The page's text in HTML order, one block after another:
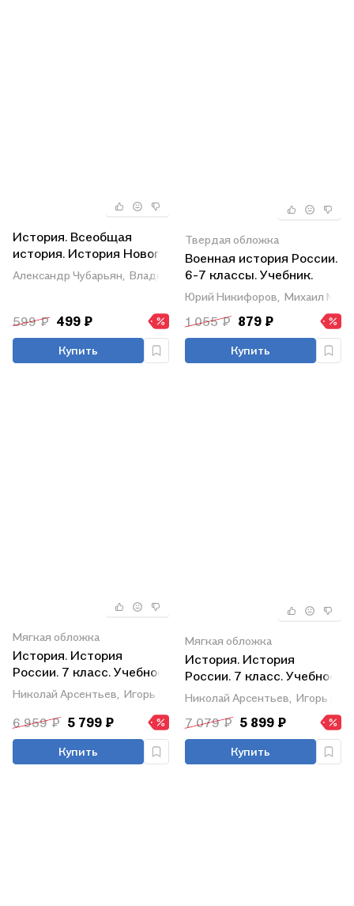
История. Всеобщая
история. История Нового
времени. Конец XV-XVII в.
7 класс. Учебник
Александр Чубарьян, Владимир Мединский
599 ₽ 499 ₽
Купить
Твердая обложка
Военная история России.
6-7 классы. Учебник.
ФГОС 2021
Юрий Никифоров, Михаил
1 055 ₽ 879 ₽
Купить
Мягкая обложка
История. История
России. 7 класс. Учебное
пособие. В трех частях.
Часть 1 (для
слабовидящих
обучающихся). ФГОС
Николай Арсентьев, Игорь Курукин, Александр Данилов
6 959 ₽ 5 799 ₽
Купить
Мягкая обложка
История. История
России. 7 класс. Учебное
пособие. В трех частях.
Часть 2 (для
слабовидящих
обучающихся). ФГОС
2021
Николай Арсентьев, Игорь
7 079 ₽ 5 899 ₽
Купить